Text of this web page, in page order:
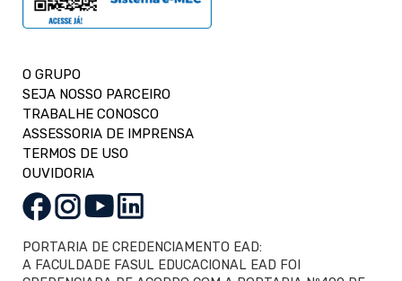
O GRUPO
SEJA NOSSO PARCEIRO
TRABALHE CONOSCO
ASSESSORIA DE IMPRENSA
TERMOS DE USO
OUVIDORIA
PORTARIA DE CREDENCIAMENTO EAD:
A FACULDADE FASUL EDUCACIONAL EAD FOI